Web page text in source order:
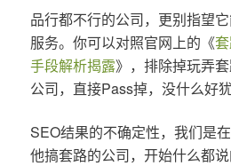
品行都不行的公司，更别指望
服务。你可以对照官网上的《
手段解析揭露》，排除掉玩弄
公司，直接Pass掉，没什么好犹
SEO结果的不确定性，我们是
他搞套路的公司，开始什么都